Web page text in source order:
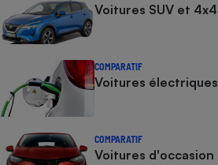
Voitures SUV et 4x4
COMPARATIF
Voitures électriques
COMPARATIF
Voitures d'occasion